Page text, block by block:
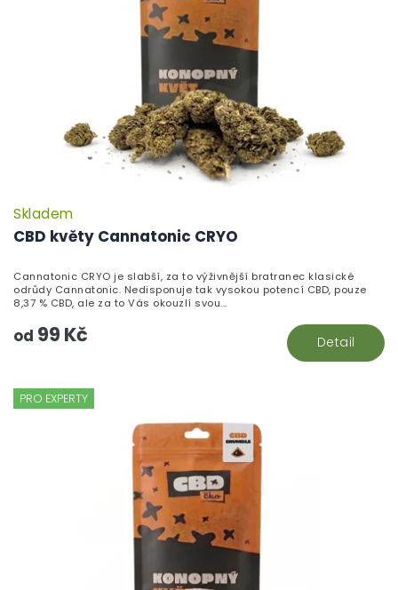
CBD květy Cannatonic CRYO
Skladem
od 99 Kč Detail
Cannatonic CRYO je slabší, za to výživnější bratranec klasické
odrůdy Cannatonic. Nedisponuje tak vysokou potencí CBD, pouze
8,37 % CBD, ale za to Vás okouzlí svou...
PRO EXPERTY